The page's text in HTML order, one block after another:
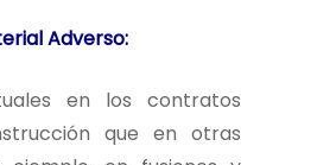
Adverso:
en los contratos
que en otras